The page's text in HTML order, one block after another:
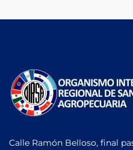
Calle Ramón Belloso, final